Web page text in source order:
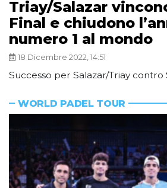
Triay/Salazar
Final e chiudono
numero 1 al mondo
18 Dicembre 2022, 14:51
Successo per Salazar/Triay contro
WORLD PADEL TOUR